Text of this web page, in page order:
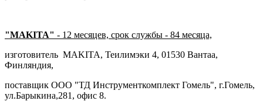
"MAKITA" - 12 месяцев, срок службы - 84 месяца,
изготовитель MAKITA, Теилимэки 4, 01530 Вантаа,
Финляндия,
поставщик ООО "ТД Инструменткомплект Гомель", г.Гомель,
ул.Барыкина,281, офис 8.